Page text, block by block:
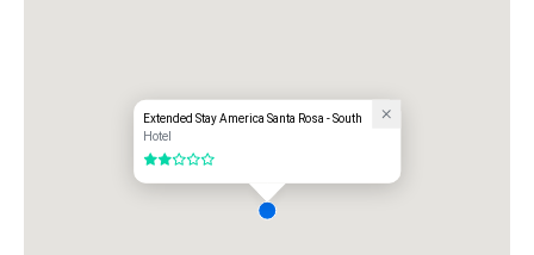
Extended Stay America Santa Rosa - South
Hotel
2 van 5